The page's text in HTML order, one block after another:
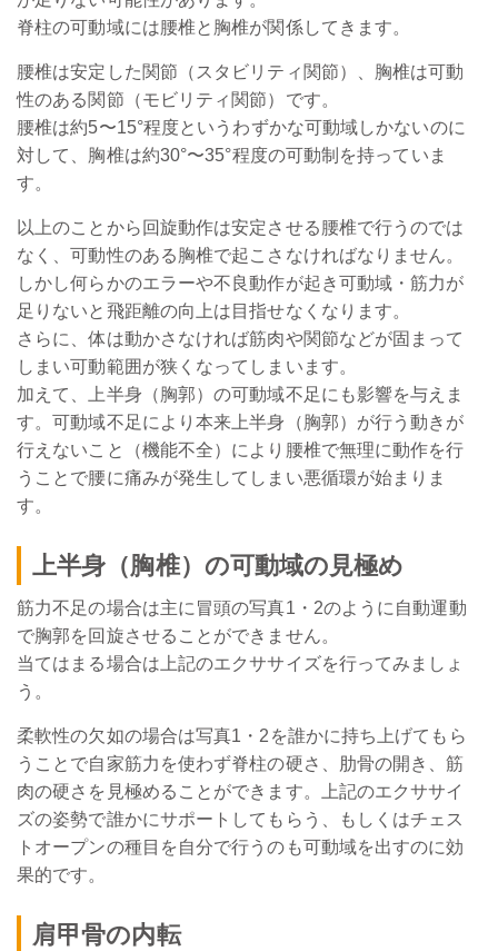
脊柱の可動域には腰椎と胸椎が関係してきます。
腰椎は安定した関節（スタビリティ関節）、胸椎は可動
性のある関節（モビリティ関節）です。
腰椎は約5〜15°程度というわずかな可動域しかないのに
対して、胸椎は約30°〜35°程度の可動制を持っていま
す。
以上のことから回旋動作は安定させる腰椎で行うのでは
なく、可動性のある胸椎で起こさなければなりません。
しかし何らかのエラーや不良動作が起き可動域・筋力が
足りないと飛距離の向上は目指せなくなります。
さらに、体は動かさなければ筋肉や関節などが固まって
しまい可動範囲が狭くなってしまいます。
加えて、上半身（胸郭）の可動域不足にも影響を与えま
す。可動域不足により本来上半身（胸郭）が行う動きが
行えないこと（機能不全）により腰椎で無理に動作を行
うことで腰に痛みが発生してしまい悪循環が始まりま
す。
上半身（胸椎）の可動域の見極め
筋力不足の場合は主に冒頭の写真1・2のように自動運動
で胸郭を回旋させることができません。
当てはまる場合は上記のエクササイズを行ってみましょ
う。
柔軟性の欠如の場合は写真1・2を誰かに持ち上げてもら
うことで自家筋力を使わず脊柱の硬さ、肋骨の開き、筋
肉の硬さを見極めることができます。上記のエクササイ
ズの姿勢で誰かにサポートしてもらう、もしくはチェス
トオープンの種目を自分で行うのも可動域を出すのに効
果的です。
肩甲骨の内転